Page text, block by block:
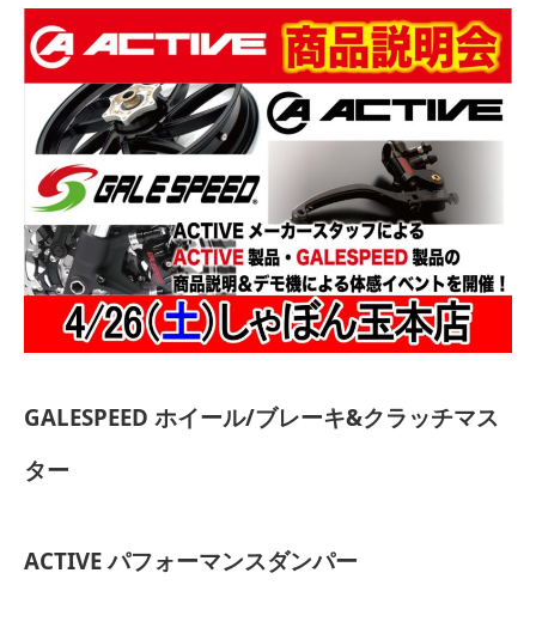
GALESPEED ホイール/ブレーキ&クラッチマス
ター
ACTIVE パフォーマンスダンパー